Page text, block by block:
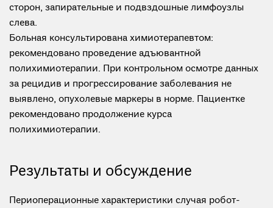
сторон, запирательные и подвздошные лимфоузлы
слева.
Больная консультирована химиотерапевтом:
рекомендовано проведение адъювантной
полихимиотерапии. При контрольном осмотре данных
за рецидив и прогрессирование заболевания не
выявлено, опухолевые маркеры в норме. Пациентке
рекомендовано продолжение курса
полихимиотерапии.
Результаты и обсуждение
Периоперационные характеристики случая робот-